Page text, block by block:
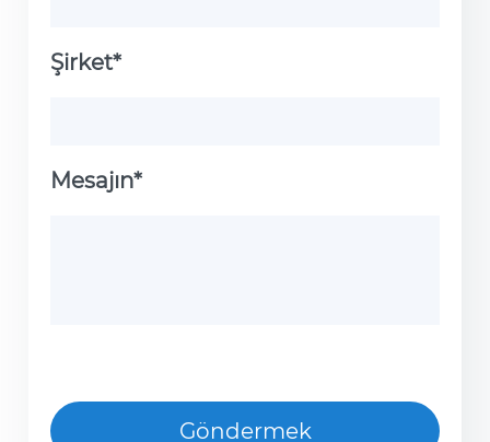
Şirket*
Mesajın*